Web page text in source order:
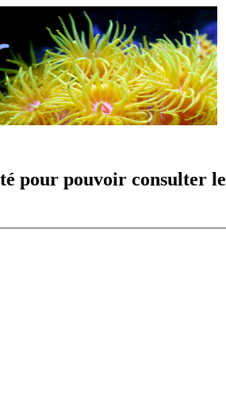
pour pouvoir consulter le